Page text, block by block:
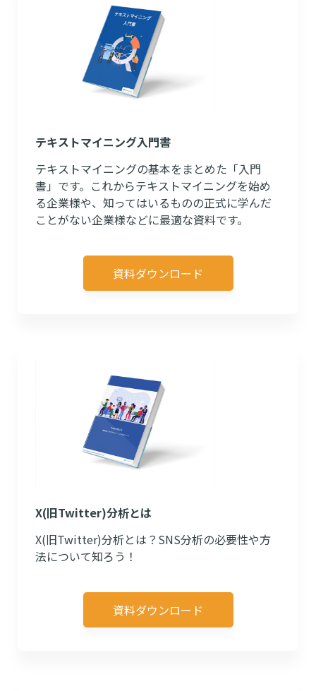
テキストマイニング入門書
テキストマイニングの基本をまとめた「入門
書」です。これからテキストマイニングを始め
る企業様や、知ってはいるものの正式に学んだ
ことがない企業様などに最適な資料です。
資料ダウンロード
X(旧Twitter)分析とは
X(旧Twitter)分析とは？SNS分析の必要性や方
法について知ろう！
資料ダウンロード